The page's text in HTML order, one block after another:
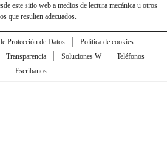
este sitio web a medios de lectura mecánica u otros
que resulten adecuados.
Protección de Datos
Política de cookies
Transparencia Soluciones W
Teléfonos
Escríbanos